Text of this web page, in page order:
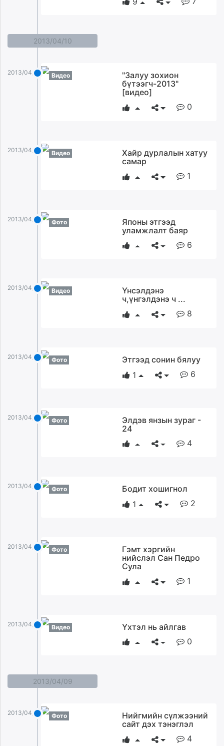
2013/04/10
2013/04/10 Видео
"Залуу зохион
бүтээгч-2013"
[видео]
0
2013/04/10 Видео
Хайр дурлалын хатуу
самар
1
2013/04/10 Фото
Японы этгээд
уламжлалт баяр
6
2013/04/10 Видео
Үнсэлдэнэ
ч,үнгэлдэнэ ч ...
8
2013/04/10 Фото
Этгээд сонин бялуу
1
6
2013/04/10 Фото
Элдэв янзын зураг -
24
4
2013/04/10 Фото
Бодит хошигнол
1
2
2013/04/10 Фото
Гэмт хэргийн
нийслэл Сан Педро
Сула
1
2013/04/10 Видео
Үхтэл нь айлгав
0
2013/04/09
2013/04/09 Фото
Нийгмийн сүлжээний
сайт дэх тэнэглэл
4